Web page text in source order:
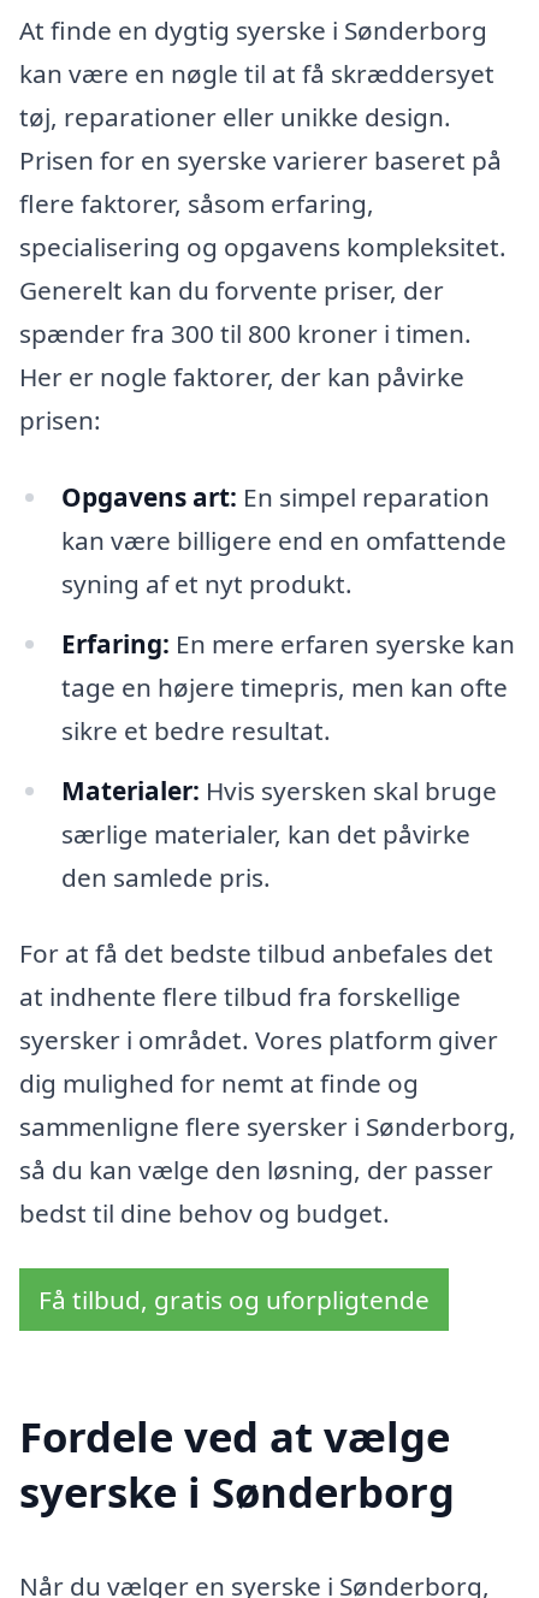
At finde en dygtig syerske i Sønderborg
kan være en nøgle til at få skræddersyet
tøj, reparationer eller unikke design.
Prisen for en syerske varierer baseret på
flere faktorer, såsom erfaring,
specialisering og opgavens kompleksitet.
Generelt kan du forvente priser, der
spænder fra 300 til 800 kroner i timen.
Her er nogle faktorer, der kan påvirke
prisen:
Opgavens art: En simpel reparation
kan være billigere end en omfattende
syning af et nyt produkt.
Erfaring: En mere erfaren syerske kan
tage en højere timepris, men kan ofte
sikre et bedre resultat.
Materialer: Hvis syersken skal bruge
særlige materialer, kan det påvirke
den samlede pris.
For at få det bedste tilbud anbefales det
at indhente flere tilbud fra forskellige
syersker i området. Vores platform giver
dig mulighed for nemt at finde og
sammenligne flere syersker i Sønderborg,
så du kan vælge den løsning, der passer
bedst til dine behov og budget.
Få tilbud, gratis og uforpligtende
Fordele ved at vælge
syerske i Sønderborg
Når du vælger en syerske i Sønderborg,